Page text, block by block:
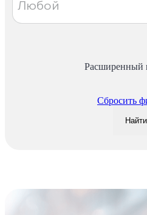
Расширенный
Сбросить
Найти